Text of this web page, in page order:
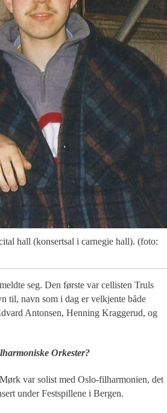
hall (konsertsal i carnegie hall). (foto:
seg. Den første var cellisten Truls
til, navn som i dag er velkjente både
Antonsen, Henning Kraggerud, og
Orkester?
var solist med Oslo-filharmonien, det
under Festspillene i Bergen.